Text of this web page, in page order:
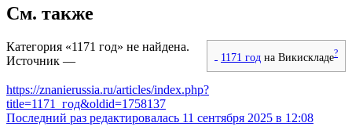
См. также
1171 год на Викискладе?
Категория «1171 год» не найдена.
Источник —
https://znanierussia.ru/articles/index.php?
title=1171_год&oldid=1758137
Последний раз редактировалась 11 сентября 2025 в 12:08